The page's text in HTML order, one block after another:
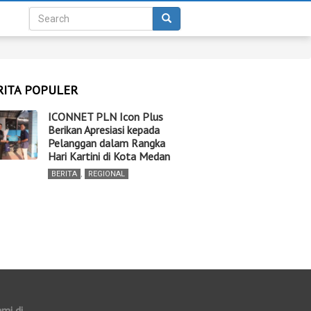
POPULER
ICONNET PLN Icon Plus
Berikan Apresiasi kepada
Pelanggan dalam Rangka
Hari Kartini di Kota Medan
BERITA , REGIONAL